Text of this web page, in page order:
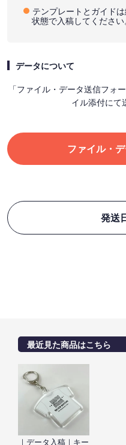
テンプレートとガイド
状態で入稿してください
データについて
「ファイル・データ送信フォ
イル添付にて
ファイル・
発送
最近見た商品はこちら
｜データ入稿｜キー